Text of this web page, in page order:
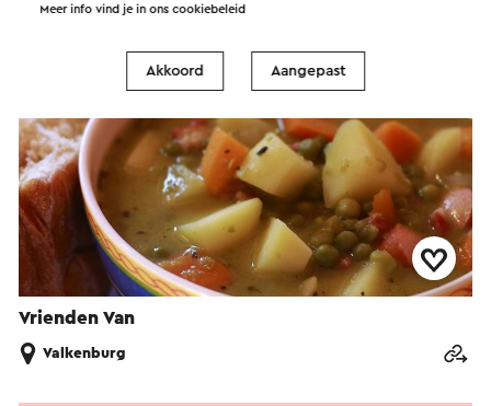
Vrienden Van
Valkenburg
Meer info vind je in onscookiebeleid
Akkoord Aangepast